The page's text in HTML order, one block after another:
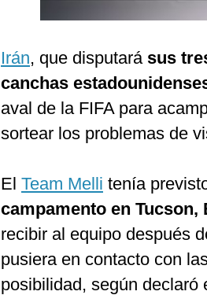
Irán, que disputará sus
canchas
aval de la FIFA para
sortear los problemas de
El Team Melli tenía
campamento en Tucson,
recibir al equipo después
pusiera en contacto con
posibilidad, según declaró